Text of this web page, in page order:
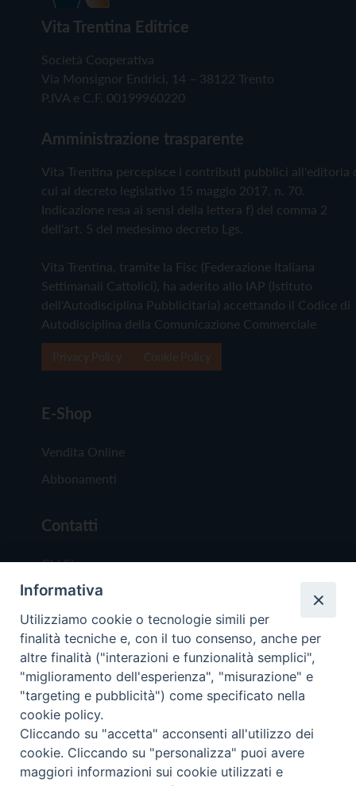
Vita Trentina Editrice
Società Cooperativa
Via Monsignor Endrici, 14 – 38122 Trento
P.IVA e C.F. 00199960220
Amministrazione trasparente
Vita Trentina percepisce i contributi pubblici all'editoria
cui al decreto legislativo 15 maggio 2017, n. 70.
Indicazione resa ai sensi della lettera f) del comma 2
dell'art. 5 del medesimo decreto Lgs.
Vita Trentina, tramite la Fisc (Federazione Italiana
Settimanali Cattolici), ha aderito allo IAP (Istituto
dell'Autodisciplina Pubblicitaria) accettando il Codice di
Autodisciplina della Comunicazione Commerciale
E-Shop
Vendita Online
Abbonamenti
Contatti
Chi Siamo
Redazione
Scrivici
Copyright © 2019 - Tutti i diritti riservati - Vita
Trentina Editrice
Privacy Policy
Informativa
Utilizziamo cookie o tecnologie simili per
finalità tecniche e, con il tuo consenso, anche per
altre finalità ("interazioni e funzionalità semplici",
"miglioramento dell'esperienza", "misurazione" e
"targeting e pubblicità") come specificato nella
cookie policy.
Cliccando su "accetta" acconsenti all'utilizzo dei
cookie. Cliccando su "personalizza" puoi avere
maggiori informazioni sui cookie utilizzati e